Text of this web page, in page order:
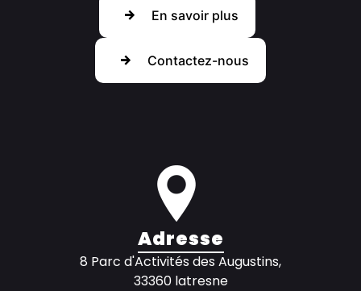
En savoir plus
Contactez-nous
Adresse
8 Parc d'Activités des Augustins,
33360 latresne